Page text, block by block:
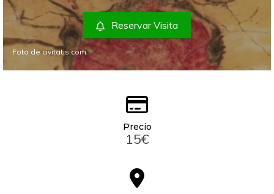
Reservar Visita
Foto de civitatis.com
Precio
15€